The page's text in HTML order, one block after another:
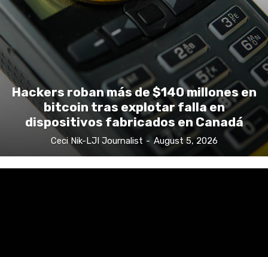
Hackers roban más de $140 millones en
bitcoin tras explotar falla en
dispositivos fabricados en Canadá
Ceci Nik-LJI Journalist - August 5, 2026